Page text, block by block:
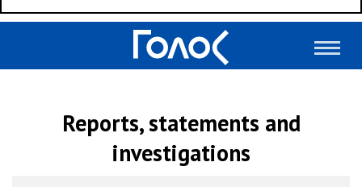
Reports, statements and
investigations